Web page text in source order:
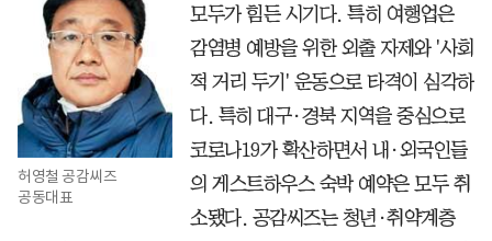
허영철 공감씨즈
공동대표
모두가 힘든 시기다. 특히 여행업은
감염병 예방을 위한 외출 자제와 '사회
적 거리 두기' 운동으로 타격이 심각하
다. 특히 대구·경북 지역을 중심으로
코로나19가 확산하면서 내·외국인들
의 게스트하우스 숙박 예약은 모두 취
소됐다. 공감씨즈는 청년·취약계층